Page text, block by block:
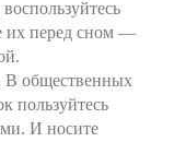
их перед сном —
В общественных
пользуйтесь
И носите